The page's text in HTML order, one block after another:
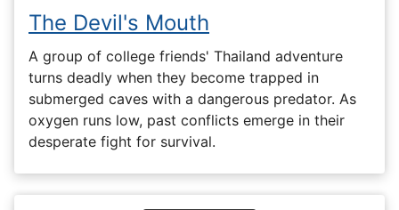
The Devil's Mouth
A group of college friends' Thailand adventure
turns deadly when they become trapped in
submerged caves with a dangerous predator. As
oxygen runs low, past conflicts emerge in their
desperate fight for survival.